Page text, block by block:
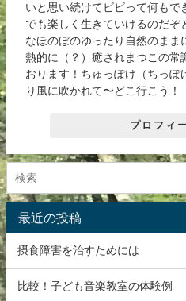
いと思い続けてビビって何もで
でも楽しく生きていけるのだぞ
なほのぼのゆったり自然のまま
熱的に（？）癒されまつこの常
おります！ちゅっぽけ（ちっぽ
り風に吹かれて〜どこ行こう！
プロフィ
最近の投稿
摂食障害を治すためには
比較！子ども音楽教室の体験例